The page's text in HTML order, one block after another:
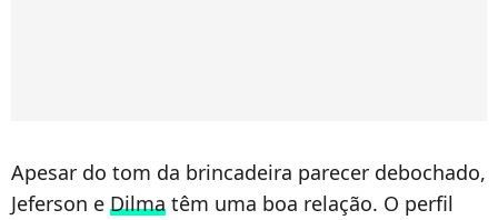
Apesar do tom da brincadeira parecer debochado,
Jeferson e Dilma têm uma boa relação. O perfil